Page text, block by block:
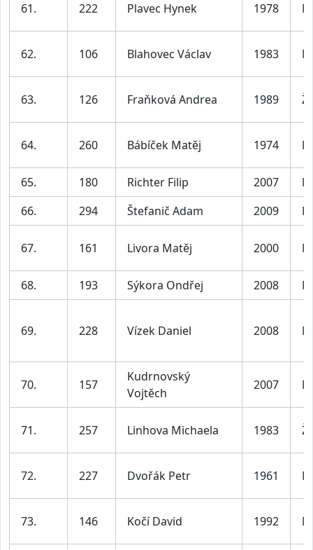
61. 222 Plavec Hynek 1978 M
62. 106 Blahovec Václav 1983 M
63. 126 Fraňková Andrea 1989 Ž
64. 260 Bábíček Matěj 1974 M
65. 180 Richter Filip 2007
M
66.
294 Štefanič Adam 2009 M
67. 161 Livora Matěj 2000 M
68. 193 Sýkora Ondřej 2008 M
69. 228 Vízek Daniel 2008 M
70. 157
Kudrnovský
Vojtěch
2007 M
71. 257 Linhova Michaela 1983 Ž
72. 227 Dvořák Petr 1961 M
73. 146 Kočí David 1992 M